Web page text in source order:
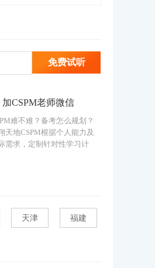
免费试听
加CSPM老师微信
难不难？备考怎么规划？
天地CSPM根据个人能力及
需求，定制针对性学习计
天津 福建